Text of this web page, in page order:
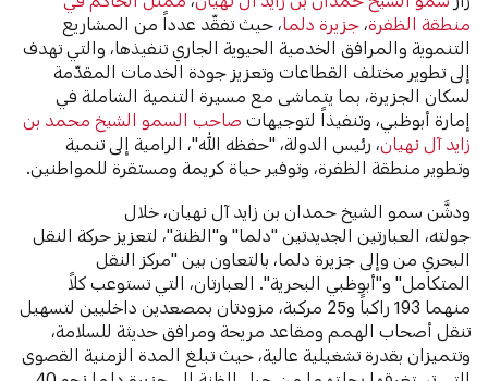
منطقة الظفرة، جزيرة دلما، حيث تفقّد عدداً من المشاريع
التنموية والمرافق الخدمية الحيوية الجاري تنفيذها، والتي تهدف
إلى تطوير مختلف القطاعات وتعزيز جودة الخدمات المقدّمة
لسكان الجزيرة، بما يتماشى مع مسيرة التنمية الشاملة في
إمارة أبوظبي، وتنفيذاً لتوجيهات صاحب السمو الشيخ محمد بن
زايد آل نهيان، رئيس الدولة، "حفظه الله"، الرامية إلى تنمية
وتطوير منطقة الظفرة، وتوفير حياة كريمة ومستقرة للمواطنين.
ودشَّن سمو الشيخ حمدان بن زايد آل نهيان، خلال
جولته، العبارتين الجديدتين "دلما" و"الظنة"، لتعزيز حركة النقل
البحري من وإلى جزيرة دلما، بالتعاون بين "مركز النقل
المتكامل" و"أبوظبي البحرية". العبارتان، التي تستوعب كلاً
منهما 193 راكباً و25 مركبة، مزودتان بمصعدين داخليين لتسهيل
تنقل أصحاب الهمم ومقاعد مريحة ومرافق حديثة للسلامة،
وتتميزان بقدرة تشغيلية عالية، حيث تبلغ المدة الزمنية القصوى